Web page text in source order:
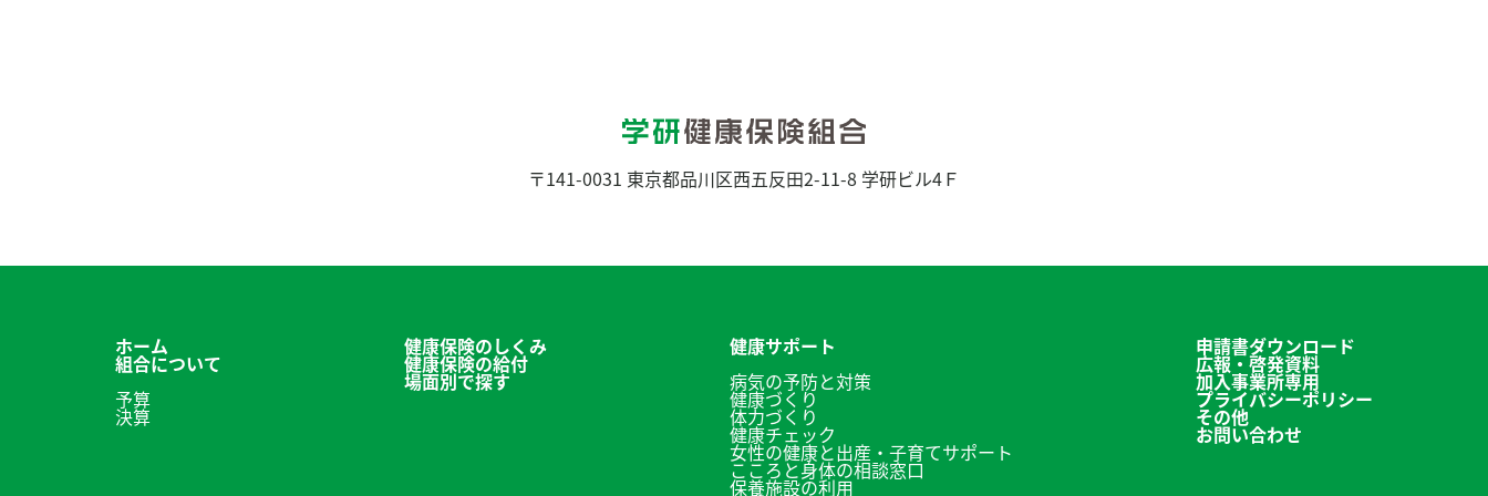
〒141-0031 東京都品川区西五反田2-11-8 学研ビル4Ｆ
ホーム
組合について
予算
決算
健康保険のしくみ
健康保険の給付
場面別で探す
健康サポート
病気の予防と対策
健康づくり
体力づくり
健康チェック
女性の健康と出産・子育てサポート
こころと身体の相談窓口
保養施設の利用
申請書ダウンロード
広報・啓発資料
加入事業所専用
プライバシーポリシー
その他
お問い合わせ